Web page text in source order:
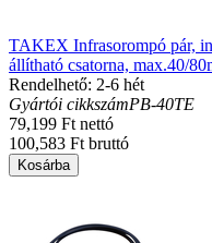
TAKEX Infrasorompó pár,
állítható csatorna, max.40/
Rendelhető: 2-6 hét
Gyártói cikkszámPB-40TE
79,199 Ft nettó
100,583 Ft bruttó
Kosárba